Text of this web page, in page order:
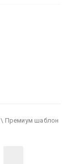
\ Премиум шаблон